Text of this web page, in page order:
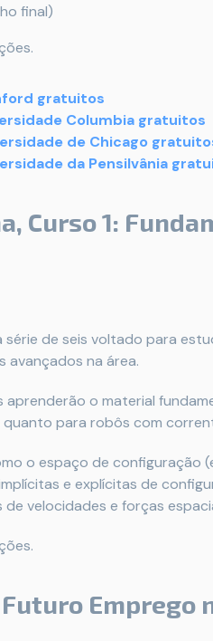
final)
gratuitos
Columbia gratuitos
de Chicago
da Pensilvânia
Curso 1:
série de seis voltado para
avançados na área.
aprenderão o material
para robôs com
o espaço de configuração
e explícitas de
velocidades e forças
Emprego